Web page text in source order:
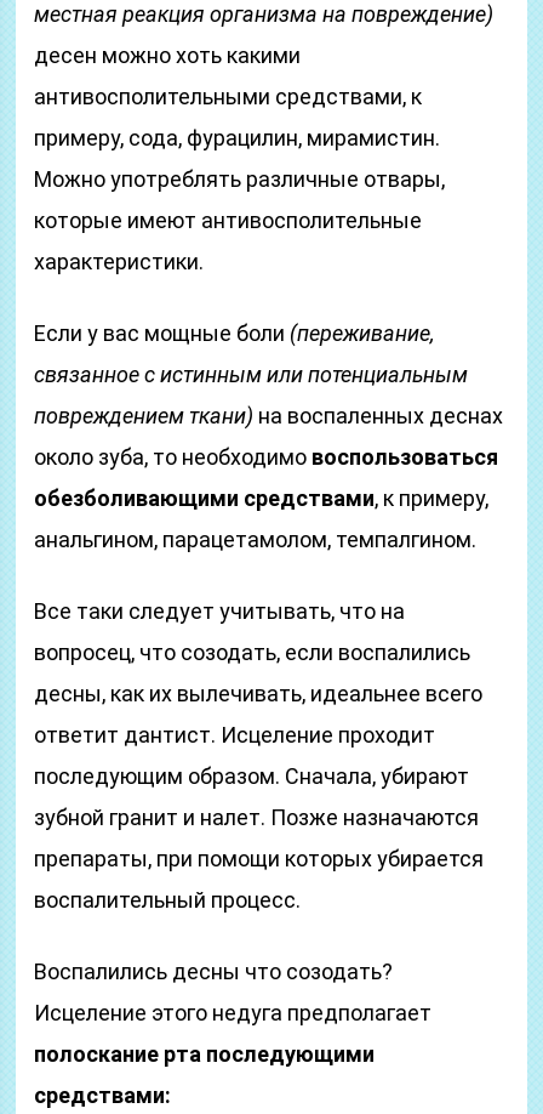
местная реакция организма на повреждение)
десен можно хоть какими
антивосполительными средствами, к
примеру, сода, фурацилин, мирамистин.
Можно употреблять различные отвары,
которые имеют антивосполительные
характеристики.
Если у вас мощные боли (переживание,
связанное с истинным или потенциальным
повреждением ткани) на воспаленных деснах
около зуба, то необходимо воспользоваться
обезболивающими средствами, к примеру,
анальгином, парацетамолом, темпалгином.
Все таки следует учитывать, что на
вопросец, что созодать, если воспалились
десны, как их вылечивать, идеальнее всего
ответит дантист. Исцеление проходит
последующим образом. Сначала, убирают
зубной гранит и налет. Позже назначаются
препараты, при помощи которых убирается
воспалительный процесс.
Воспалились десны что созодать?
Исцеление этого недуга предполагает
полоскание рта последующими
средствами: